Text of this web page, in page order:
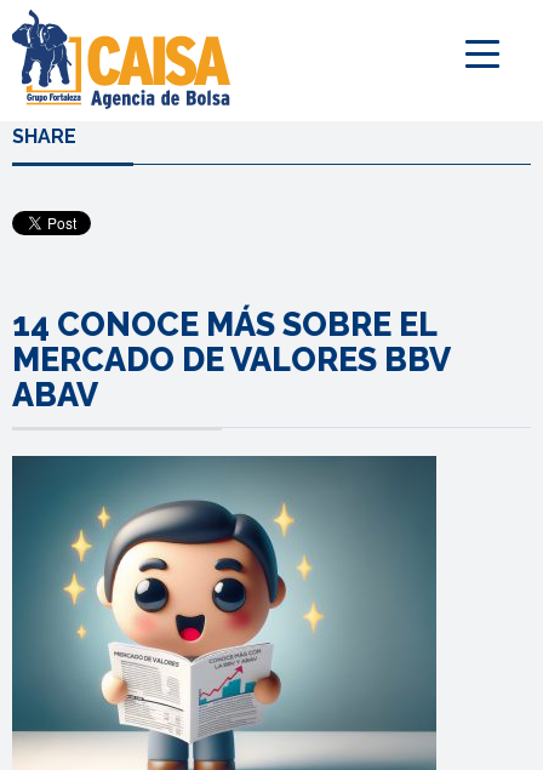
SHARE
14 CONOCE MÁS SOBRE EL
MERCADO DE VALORES BBV
ABAV